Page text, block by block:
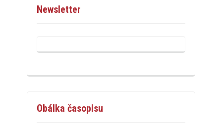
Newsletter
Obálka časopisu